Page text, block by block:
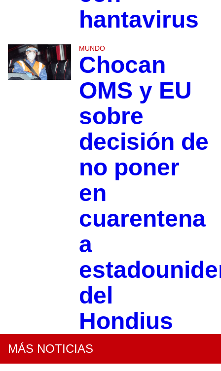
hantavirus
MUNDO
Chocan
OMS y EU
sobre
decisión de
no poner
en
cuarentena
a
del
Hondius
MÁS NOTICIAS